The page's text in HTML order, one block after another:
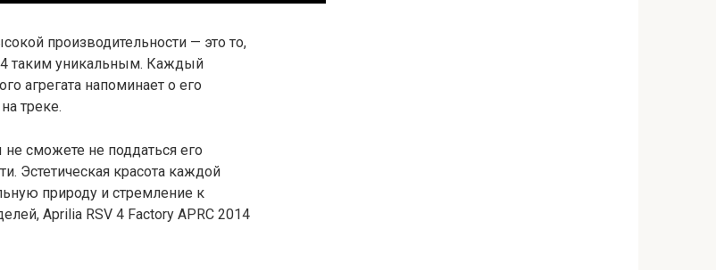
производительности — это то,
таким уникальным. Каждый
агрегата напоминает о его
треке.
сможете не поддаться его
Эстетическая красота каждой
природу и стремление к
Aprilia RSV 4 Factory APRC 2014